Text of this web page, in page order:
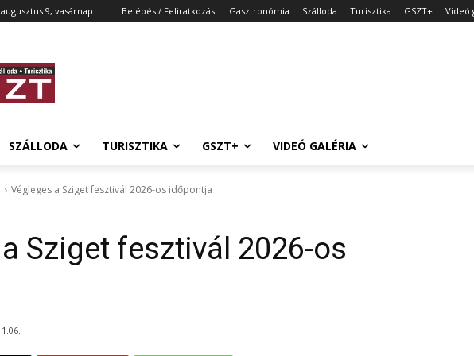
9, vasárnap Belépés / Feliratkozás Gasztronómia Szálloda Turisztika GSZT+ Videó
SZÁLLODA TURISZTIKA GSZT+ VIDEÓ GALÉRIA
Végleges a Sziget fesztivál 2026-os időpontja
Sziget fesztivál 2026-os